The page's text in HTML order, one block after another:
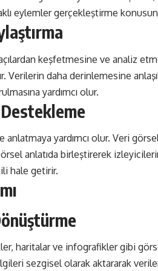
eylemler gerçekleştirme
keşfetmesine ve analiz
Verilerin daha derinlemesine
yardımcı olur.
yardımcı olur. Veri
anlatıda birleştirerek
hale getirir.
haritalar ve infografikler gibi
sezgisel olarak aktararak